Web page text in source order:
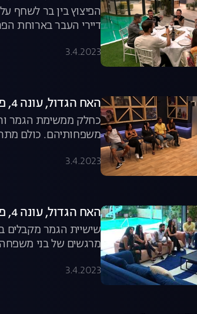
הפיצוץ בין בר לשחף
דיירי העבר בארוחת
3.4.2023
האח הגדול, עונה 4, פרק 57: משימת הגמר שוברת שיאים
כחלק ממשימת הגמר
משפחותיהם. כולם
של טליה מפתיע ואף
3.4.2023
האח הגדול, עונה 4, פרק 56: המפגש המרגש של הדיירים
שישיית הגמר מקבלים
מרגשים של בני
עבר שכולנו התגעגענו
3.4.2023